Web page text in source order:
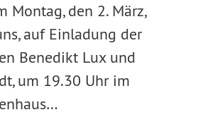
Montag, den 2. März,
auf Einladung der
Benedikt Lux und
um 19.30 Uhr im